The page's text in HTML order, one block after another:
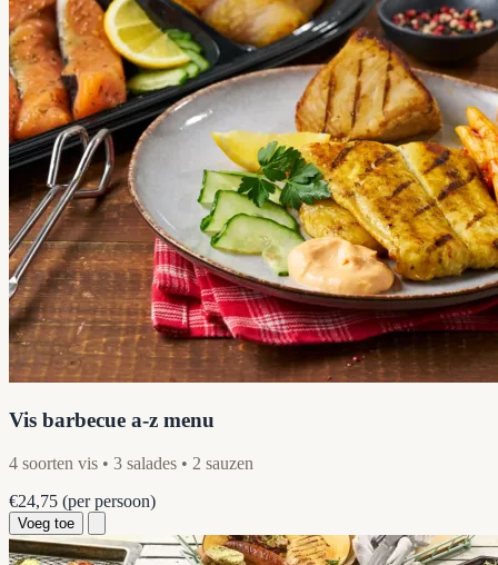
Vis barbecue a-z menu
4 soorten vis • 3 salades • 2 sauzen
€24,75 (per persoon)
Voeg toe